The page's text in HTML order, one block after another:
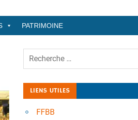
PATRIMOINE
LIENS UTILES
FFBB